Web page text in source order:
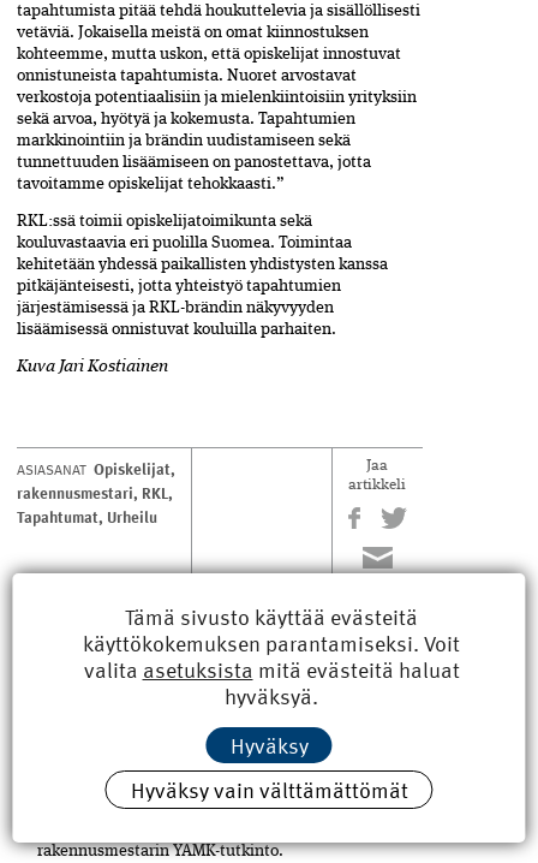
tapahtumista pitää tehdä houkuttelevia ja sisällöllisesti
vetäviä. Jokaisella meistä on omat kiinnostuksen
kohteemme, mutta uskon, että opiskelijat innostuvat
onnistuneista tapahtumista. Nuoret arvostavat
verkostoja potentiaalisiin ja mielenkiintoisiin yrityksiin
sekä arvoa, hyötyä ja kokemusta. Tapahtumien
markkinointiin ja brändin uudistamiseen sekä
tunnettuuden lisäämiseen on panostettava, jotta
tavoitamme opiskelijat tehokkaasti.”
RKL:ssä toimii opiskelijatoimikunta sekä
kouluvastaavia eri puolilla Suomea. Toimintaa
kehitetään yhdessä paikallisten yhdistysten kanssa
pitkäjänteisesti, jotta yhteistyö tapahtumien
järjestämisessä ja RKL-brändin näkyvyyden
lisäämisessä onnistuvat kouluilla parhaiten.
Kuva Jari Kostiainen
ASIASANAT Opiskelijat,
rakennusmestari, RKL,
Tapahtumat, Urheilu
Jaa
artikkeli
LUE MYÖS
Rakennusmestarin YAMK-
tutkinto hakee paikkaansa
TALK 2026 kokosi 26.–27.3. Tampereelle
rakennusalan ammattikorkeakoulujen
tutkintovastaavat ja opinto-ohjaajat.
rakennusmestarin YAMK-tutkinto.
Tämä sivusto käyttää evästeitä
käyttökokemuksen parantamiseksi. Voit
valita asetuksista mitä evästeitä haluat
hyväksyä.
Hyväksy
Hyväksy vain välttämättömät